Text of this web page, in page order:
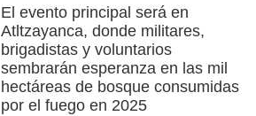
El evento principal será en
Atltzayanca, donde militares,
brigadistas y voluntarios
sembrarán esperanza en las mil
hectáreas de bosque consumidas
por el fuego en 2025